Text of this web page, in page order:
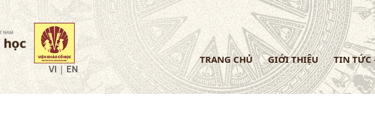
VI|EN
TRANG CHỦ GIỚI THIỆU TIN TỨC